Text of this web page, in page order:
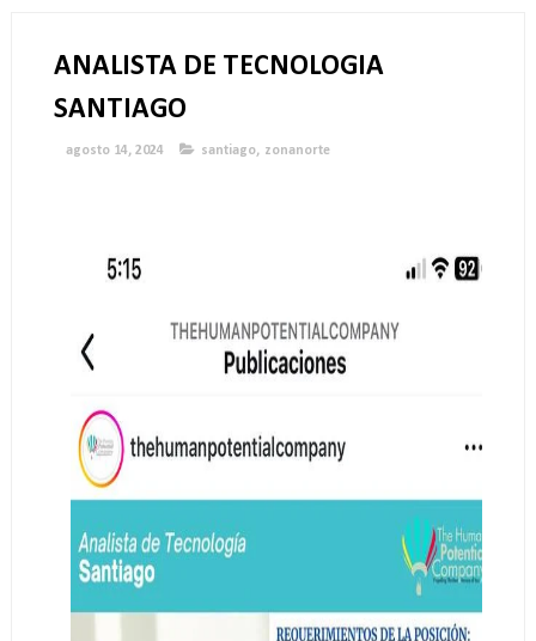
ANALISTA DE TECNOLOGIA
SANTIAGO
agosto 14, 2024 santiago, zonanorte